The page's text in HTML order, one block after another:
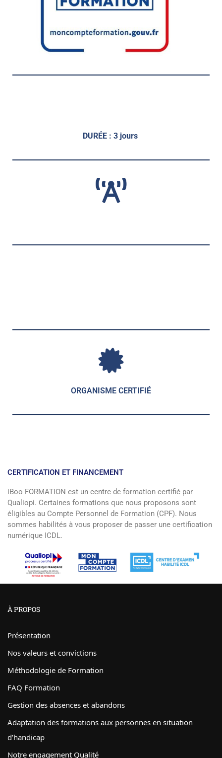
DURÉE : 3 jours
ORGANISME CERTIFIÉ
CERTIFICATION ET FINANCEMENT
iBoo FORMATION est un centre de formation certifié par
Qualiopi. Certaines formations que nous proposons sont
éligibles au Compte Personnel de Formation (CPF). Nous
sommes habilités à vous proposer de passer une certification
numérique ICDL.
À PROPOS
Présentation
Nos valeurs et convictions
Méthodologie de Formation
FAQ Formation
Gestion des absences et abandons
Adaptation des formations aux personnes en situation
d’handicap
Notre engagement Qualité